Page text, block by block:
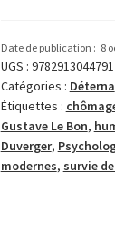
socialisme
Date de publication : 8
UGS : 9782913044791
Catégories : Déterna
Étiquettes :
Gustave Le Bon,
Duverger,
modernes, survie